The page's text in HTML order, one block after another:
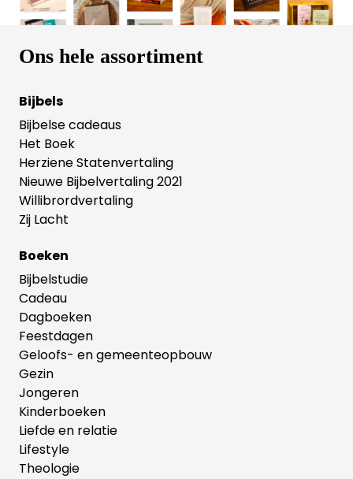
waardevolle boodschap in het prentenboek
'Niemand is zoals jij'.
Ons hele assortiment
Bijbels
Bijbelse cadeaus
Het Boek
Herziene Statenvertaling
Nieuwe Bijbelvertaling 2021
Willibrordvertaling
Zij Lacht
Boeken
Bijbelstudie
Cadeau
Dagboeken
Feestdagen
Geloofs- en gemeenteopbouw
Gezin
Jongeren
Kinderboeken
Liefde en relatie
Lifestyle
Theologie